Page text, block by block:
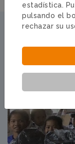
NOTICIAS
estadística.
pulsando el
rechazar su